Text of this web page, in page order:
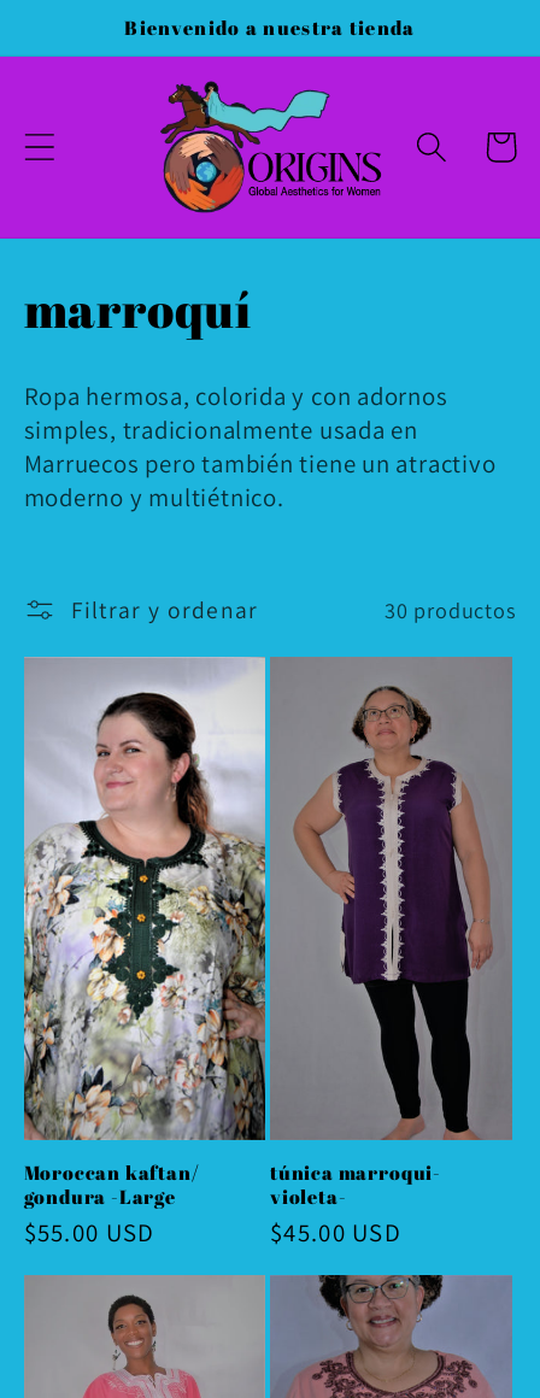
directamente
al contenido
Bienvenido a nuestra tienda
Carrito
C
o
l
e
c
n
:
marroquí
Ropa hermosa, colorida y con adornos
simples, tradicionalmente usada en
Marruecos pero también tiene un atractivo
moderno y multiétnico.
Filtrar y ordenar 30 productos
Moroccan kaftan/
gondura -Large
Precio
habitual
$55.00 USD
túnica marroqui-
violeta-
Precio
habitual
$45.00 USD